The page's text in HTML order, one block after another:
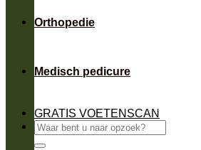
Orthopedie
Medisch pedicure
GRATIS VOETENSCAN
Zoeken
naar: